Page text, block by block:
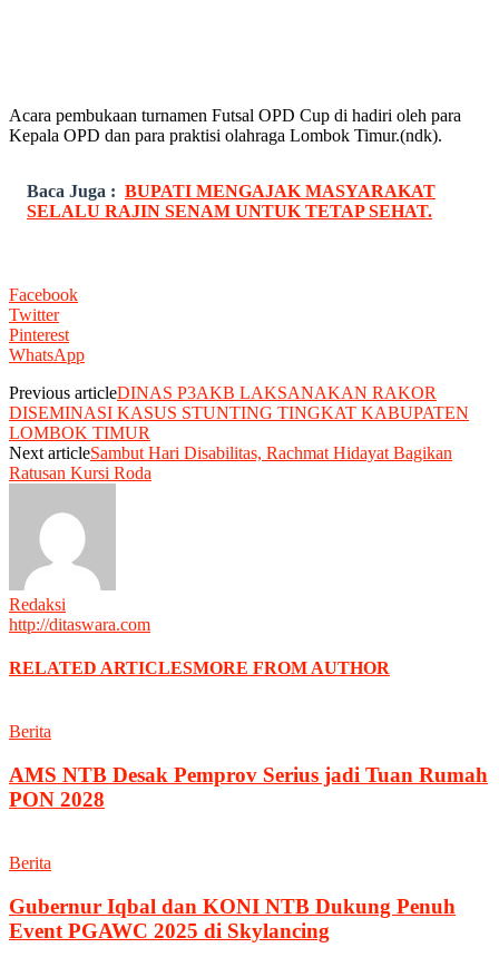
Acara pembukaan turnamen Futsal OPD Cup di hadiri oleh para
Kepala OPD dan para praktisi olahraga Lombok Timur.(ndk).
Baca Juga : BUPATI MENGAJAK MASYARAKAT
SELALU RAJIN SENAM UNTUK TETAP SEHAT.
Facebook
Twitter
Pinterest
WhatsApp
Previous articleDINAS P3AKB LAKSANAKAN RAKOR
DISEMINASI KASUS STUNTING TINGKAT KABUPATEN
LOMBOK TIMUR
Next articleSambut Hari Disabilitas, Rachmat Hidayat Bagikan
Ratusan Kursi Roda
Redaksi
http://ditaswara.com
RELATED ARTICLESMORE FROM AUTHOR
Berita
AMS NTB Desak Pemprov Serius jadi Tuan Rumah
PON 2028
Berita
Gubernur Iqbal dan KONI NTB Dukung Penuh
Event PGAWC 2025 di Skylancing